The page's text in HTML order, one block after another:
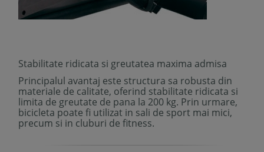
Stabilitate ridicata si greutatea maxima admisa
Principalul avantaj este structura sa robusta din
materiale de calitate, oferind stabilitate ridicata si
limita de greutate de pana la 200 kg. Prin urmare,
bicicleta poate fi utilizat in sali de sport mai mici,
precum si in cluburi de fitness.